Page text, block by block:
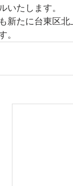
いたします。
新たに台東区
。